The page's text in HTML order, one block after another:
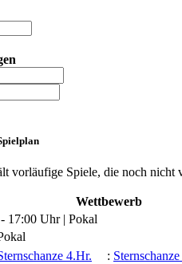
vorläufige Spiele, die noch
Wettbewerb
17:00 Uhr | Pokal
4.Hr.
: